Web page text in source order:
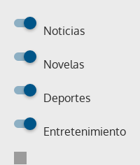
Noticias
Novelas
Deportes
Entretenimiento